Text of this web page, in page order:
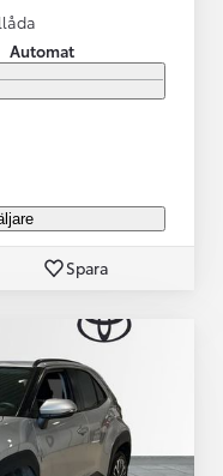
Automat
Spara